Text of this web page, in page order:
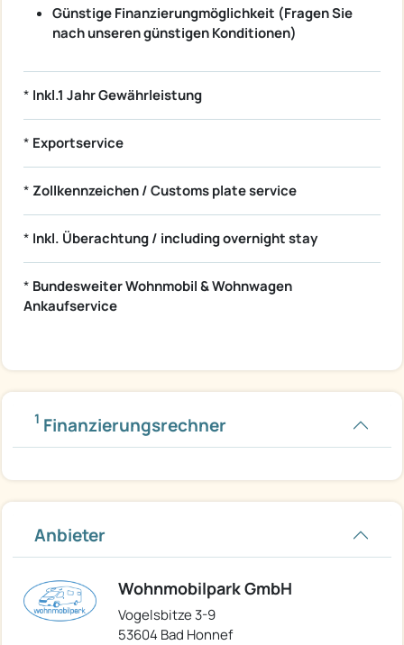
Günstige Finanzierungmöglichkeit (Fragen Sie
nach unseren günstigen Konditionen)
* Inkl.1 Jahr Gewährleistung
* Exportservice
*Zollkennzeichen / Customs plate service
* Inkl. Überachtung / including overnight stay
* Bundesweiter Wohnmobil & Wohnwagen
Ankaufservice
1 Finanzierungsrechner
Anbieter
Wohnmobilpark GmbH
Vogelsbitze 3-9
53604 Bad Honnef